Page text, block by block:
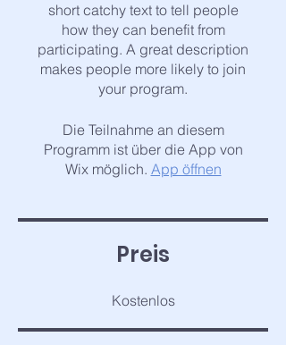
short catchy text to tell people
how they can benefit from
participating. A great description
makes people more likely to join
your program.
Die Teilnahme an diesem
Programm ist über die App von
Wix möglich. App öffnen
Preis
Kostenlos